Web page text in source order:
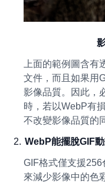
上面的範例圖含
文件，而且如果用
影像品質。因此，
時，若以WebP有
不改變影像品質的
WebP能擺脫GIF動
GIF格式僅支援
來減少影像中的色